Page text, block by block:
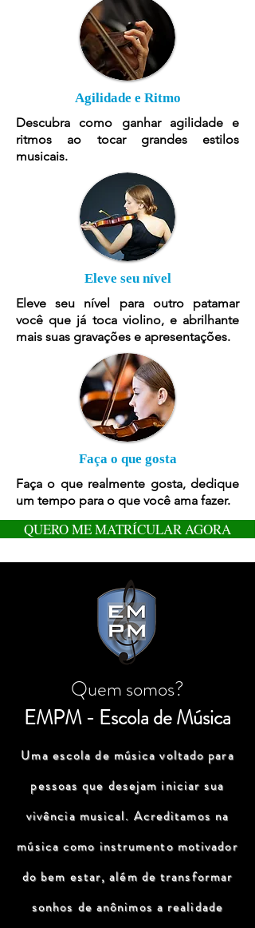
Agilidade e Ritmo
Descubra como ganhar agilidade e
ritmos ao tocar grandes estilos
musicais.
Eleve seu nível
Eleve seu nível para outro patamar
você que já toca violino, e abrilhante
mais suas gravações e apresentações.
Faça o que gosta
Faça o que realmente gosta, dedique
um tempo para o que você ama fazer.
QUERO ME MATRÍCULAR AGORA
Quem somos?
EMPM - Escola de Música
Uma escola de música voltado para
pessoas que desejam iniciar sua
vivência musical. Acreditamos na
música como instrumento motivador
do bem estar, além de transformar
sonhos de anônimos a realidade